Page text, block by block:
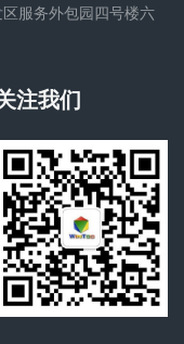
服务外包园四号楼六
注我们